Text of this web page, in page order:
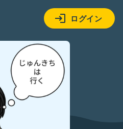
ログイン